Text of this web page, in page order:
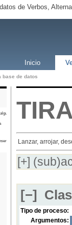
de Verbos,
Inicio
base de datos
Lanzar, arrojar,
[+]
[−]
Tipo de proceso:
Argumentos: